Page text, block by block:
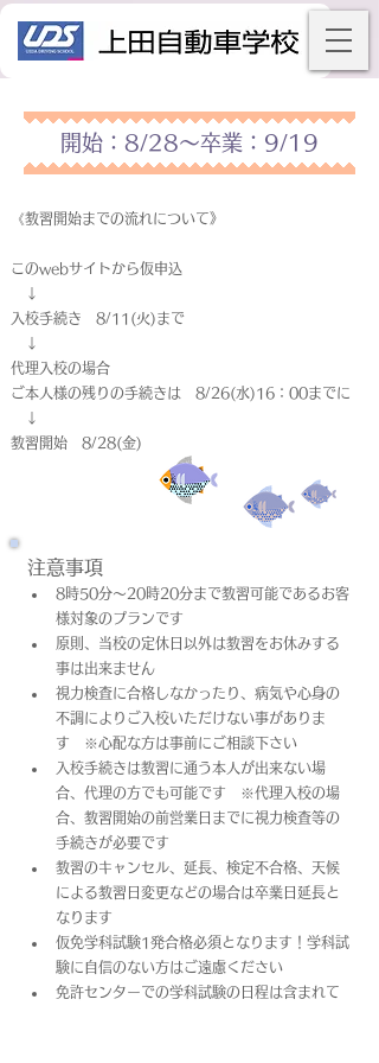
開始：8/28～卒業：9/19
《教習開始までの流れについて》
このwebサイトから仮申込
↓
入校手続き 8/11(火)まで
↓
代理入校の場合
ご本人様の残りの手続きは 8/26(水)16：00までに
↓
教習開始 8/28(金)
注意事項
8時50分～20時20分まで教習可能であるお客
様対象のプランです
原則、当校の定休日以外は教習をお休みする
事は出来ません
視力検査に合格しなかったり、病気や心身の
不調によりご入校いただけない事がありま
す　※心配な方は事前にご相談下さい
入校手続きは教習に通う本人が出来ない場
合、代理の方でも可能です　※代理入校の場
合、教習開始の前営業日までに視力検査等の
手続きが必要です
教習のキャンセル、延長、検定不合格、天候
による教習日変更などの場合は卒業日​延長と
なります
仮免学科試験1発合格必須となります！学科試
験に自信のない方はご遠慮ください
免許センターでの学科試験の日程は含まれて